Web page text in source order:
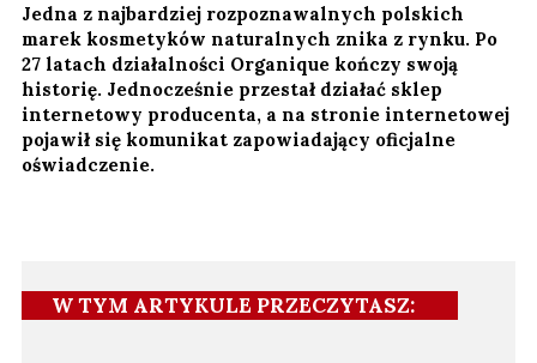
Jedna z najbardziej rozpoznawalnych polskich
marek kosmetyków naturalnych znika z rynku. Po
27 latach działalności Organique kończy swoją
historię. Jednocześnie przestał działać sklep
internetowy producenta, a na stronie internetowej
pojawił się komunikat zapowiadający oficjalne
oświadczenie.
W TYM ARTYKULE PRZECZYTASZ: